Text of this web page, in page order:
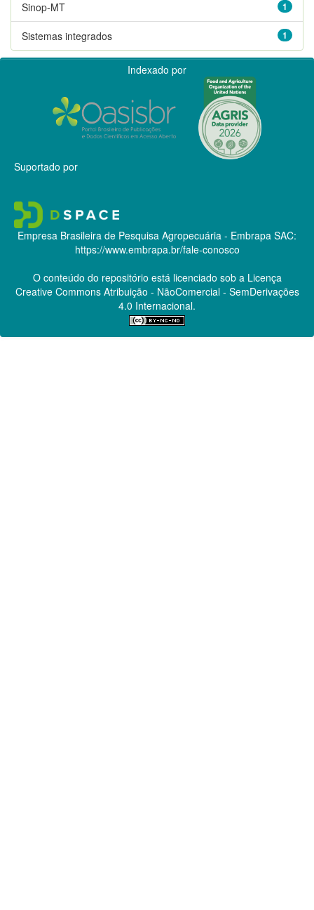
1
Sinop-MT
1
Sistemas integrados
Indexado por
Suportado por
Empresa Brasileira de Pesquisa Agropecuária - Embrapa SAC:
https://www.embrapa.br/fale-conosco
O conteúdo do repositório está licenciado sob a Licença
Creative CommonsAtribuição - NãoComercial - SemDerivações
4.0 Internacional.